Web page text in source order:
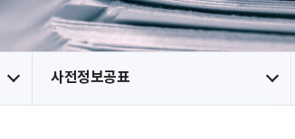
사전정보공표